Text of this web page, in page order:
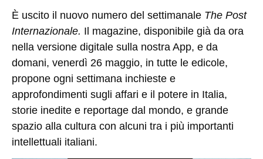
È uscito il nuovo numero del settimanale The Post
Internazionale. Il magazine, disponibile già da ora
nella versione digitale sulla nostra App, e da
domani, venerdì 26 maggio, in tutte le edicole,
propone ogni settimana inchieste e
approfondimenti sugli affari e il potere in Italia,
storie inedite e reportage dal mondo, e grande
spazio alla cultura con alcuni tra i più importanti
intellettuali italiani.